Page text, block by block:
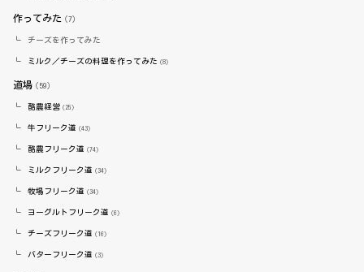
作ってみた（7）
チーズを作ってみた
ミルク／チーズの料理を作ってみた（8）
道場（59）
酪農経営（25）
牛フリーク道（43）
酪農フリーク道（74）
ミルクフリーク道（34）
牧場フリーク道（34）
ヨーグルトフリーク道（6）
チーズフリーク道（16）
バターフリーク道（3）